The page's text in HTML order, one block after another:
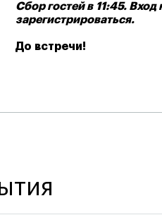
Сбор гостей в 11:45.
зарегистрироваться.
До встречи!